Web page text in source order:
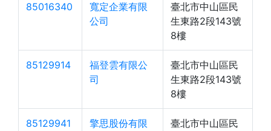
85016340
寬定企業有限
公司
臺北市中山區民
生東路2段143號
8樓
85129914
福登雲有限公
司
臺北市中山區民
生東路2段143號
8樓
85129941
擎思股份有限
臺北市中山區民